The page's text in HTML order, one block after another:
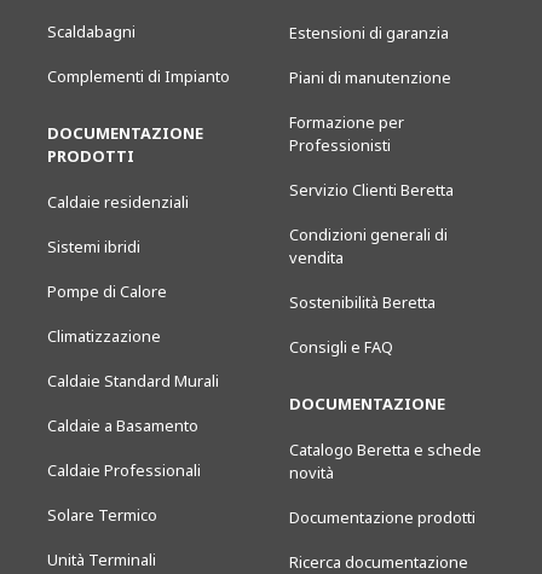
Scaldabagni
Complementi di Impianto
DOCUMENTAZIONE
PRODOTTI
Caldaie residenziali
Sistemi ibridi
Pompe di Calore
Climatizzazione
Caldaie Standard Murali
Caldaie a Basamento
Caldaie Professionali
Solare Termico
Unità Terminali
Estensioni di garanzia
Piani di manutenzione
Formazione per
Professionisti
Servizio Clienti Beretta
Condizioni generali di
vendita
Sostenibilità Beretta
Consigli e FAQ
DOCUMENTAZIONE
Catalogo Beretta e schede
novità
Documentazione prodotti
Ricerca documentazione